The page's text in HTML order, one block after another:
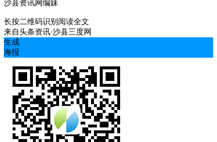
沙县资讯网编妹
长按二维码识别阅读全文
来自头条资讯·沙县三度网
生成
海报